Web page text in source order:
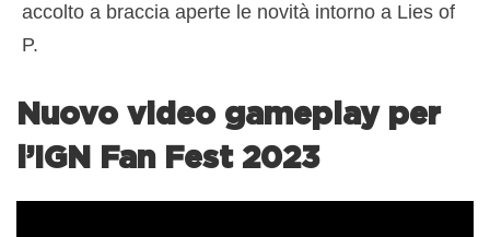
accolto a braccia aperte le novità intorno a Lies of
P.
Nuovo video gameplay per
l’IGN Fan Fest 2023